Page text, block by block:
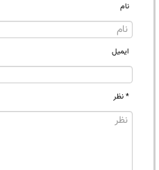
نام
ایمیل
* نظر